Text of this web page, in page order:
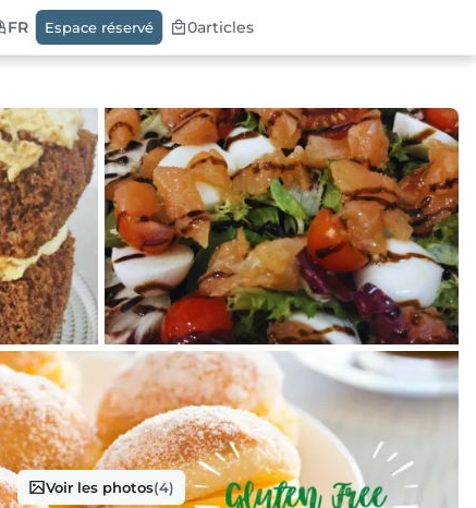
FR Espace réservé 0articles
Voir les photos(4)